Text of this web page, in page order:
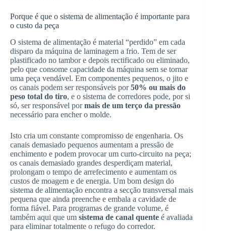
Porque é que o sistema de alimentação é importante para
o custo da peça
O sistema de alimentação é material “perdido” em cada
disparo da máquina de laminagem a frio. Tem de ser
plastificado no tambor e depois rectificado ou eliminado,
pelo que consome capacidade da máquina sem se tornar
uma peça vendável. Em componentes pequenos, o jito e
os canais podem ser responsáveis por50% ou mais do
peso total do tiro, e o sistema de corredores pode, por si
só, ser responsável pormais de um terço da pressão
necessário para encher o molde.
Isto cria um constante compromisso de engenharia. Os
canais demasiado pequenos aumentam a pressão de
enchimento e podem provocar um curto-circuito na peça;
os canais demasiado grandes desperdiçam material,
prolongam o tempo de arrefecimento e aumentam os
custos de moagem e de energia. Um bom design do
sistema de alimentação encontra a secção transversal mais
pequena que ainda preenche e embala a cavidade de
forma fiável. Para programas de grande volume, é
também aqui que um sistema de canal quente é avaliada
para eliminar totalmente o refugo do corredor.